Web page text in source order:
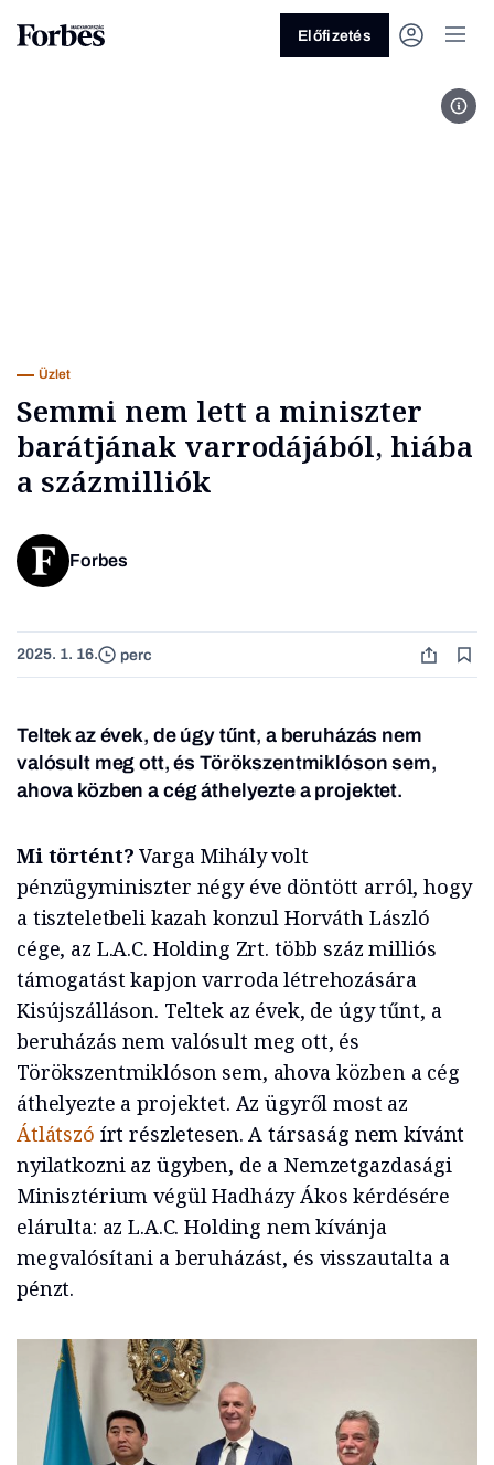
Előfizetés
Üzlet
Semmi nem lett a miniszter
barátjának varrodájából, hiába
a százmilliók
Forbes
2025. 1. 16. perc
Teltek az évek, de úgy tűnt, a beruházás nem
valósult meg ott, és Törökszentmiklóson sem,
ahova közben a cég áthelyezte a projektet.
Mi történt?Varga Mihály volt
pénzügyminiszter négy éve döntött arról, hogy
a tiszteletbeli kazah konzul Horváth László
cége, az L.A.C. Holding Zrt. több száz milliós
támogatást kapjon varroda létrehozására
Kisújszálláson. Teltek az évek, de úgy tűnt, a
beruházás nem valósult meg ott, és
Törökszentmiklóson sem, ahova közben a cég
áthelyezte a projektet. Az ügyről most az
Átlátszó írt részletesen. A társaság nem kívánt
nyilatkozni az ügyben, de a Nemzetgazdasági
Minisztérium végül Hadházy Ákos kérdésére
elárulta: az L.A.C. Holding nem kívánja
megvalósítani a beruházást, és visszautalta a
pénzt.